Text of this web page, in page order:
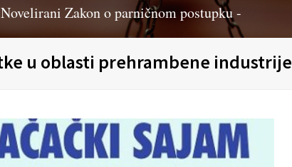
Zakon o parničnom postupku -
u oblasti prehrambene industrije